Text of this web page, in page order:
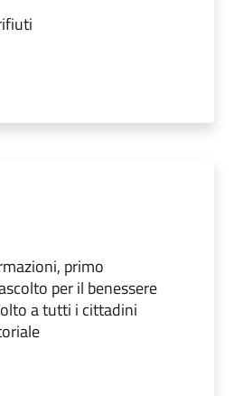
primo
per il benessere
a tutti i cittadini